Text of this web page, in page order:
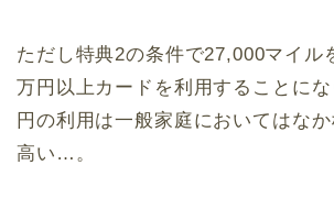
ただし特典2の条件で27,000マイル
万円以上カードを利用することに
円の利用は一般家庭においてはな
高い…。